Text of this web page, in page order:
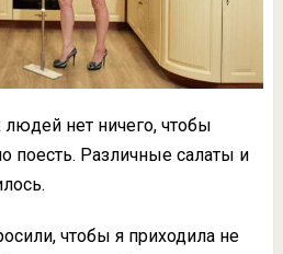
людей нет ничего, чтобы
Различные салаты и
чтобы я приходила не